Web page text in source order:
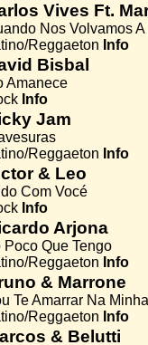
Vives Ft.
Nos Volvamos
Reggaeton Info
Bisbal
Amanece
Info
Jam
Reggaeton Info
& Leo
Com Vocé
Info
Arjona
Poco Que Tengo
Reggaeton Info
& Marrone
Te Amarrar Na
Reggaeton Info
& Belutti